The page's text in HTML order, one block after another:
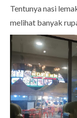
Tentunya nasi
melihat banyak